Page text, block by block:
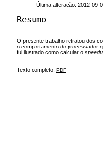
Última alteração: 2012-09-
Resumo
O presente trabalho retratou dos
o comportamento do processador
fui ilustrado como calcular o
Texto completo: PDF